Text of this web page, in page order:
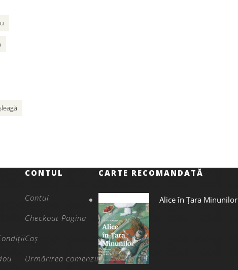
CONTUL
Contul
Checkout Pagina
Coș
Urmărirea comenzii
CARTE RECOMANDATĂ
Alice în Țara Minunilor